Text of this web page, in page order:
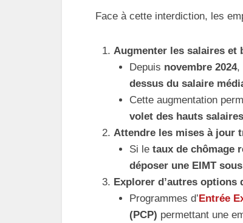
Face à cette interdiction, les
Augmenter les salaires et
Depuis novembre 2024,
dessus du salaire
Cette augmentation
volet des hauts salaires
Attendre les mises à jour
Si le taux de chômage
déposer une EIMT
Explorer d’autres options
Programmes d’Entrée
(PCP) permettant une